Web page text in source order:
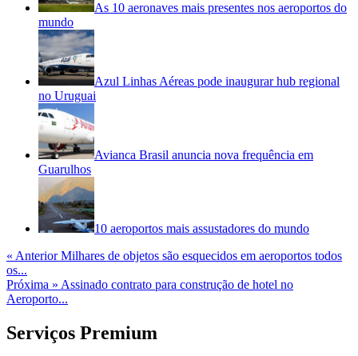
As 10 aeronaves mais presentes nos aeroportos do
mundo
Azul Linhas Aéreas pode inaugurar hub regional
no Uruguai
Avianca Brasil anuncia nova frequência em
Guarulhos
10 aeroportos mais assustadores do mundo
« AnteriorMilhares de objetos são esquecidos em aeroportos todos
os...
Próxima » Assinado contrato para construção de hotel no
Aeroporto...
Serviços Premium